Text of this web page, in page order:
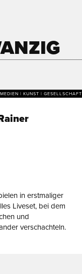
| KUNST | GESELLSCHAFT
in erstmaliger
Liveset, bei dem
und
verschachteln.